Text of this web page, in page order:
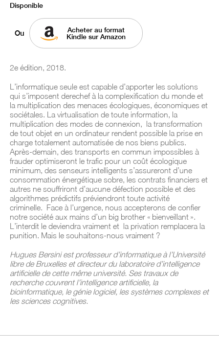
Disponible
Ou
Acheter au format
Kindle sur Amazon
2e édition, 2018.
L’informatique seule est capable d’apporter les solutions
qui s’imposent derechef à la complexification du monde et
la multiplication des menaces écologiques, économiques et
sociétales. La virtualisation de toute information, la
multiplication des modes de connexion, la transformation
de tout objet en un ordinateur rendent possible la prise en
charge totalement automatisée de nos biens publics.
Après-demain, des transports en commun impossibles à
frauder optimiseront le trafic pour un coût écologique
minimum, des senseurs intelligents s’assureront d’une
consommation énergétique sobre, les contrats financiers et
autres ne souffriront d’aucune défection possible et des
algorithmes prédictifs préviendront toute activité
criminelle. Face à l’urgence, nous accepterons de confier
notre société aux mains d’un big brother « bienveillant ».
L’interdit le deviendra vraiment et la privation remplacera la
punition. Mais le souhaitons-nous vraiment ?
Hugues Bersini est professeur d’informatique à l’Université
libre de Bruxelles et directeur du laboratoire d’intelligence
artificielle de cette même université. Ses travaux de
recherche couvrent l’intelligence artificielle, la
bioinformatique, le génie logiciel, les systèmes complexes et
les sciences cognitives.